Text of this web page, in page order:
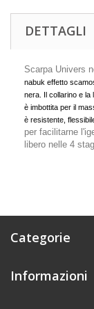
DETTAGLI
Scarpa Univers
nabuk effetto
nera. Il collarino e la
è imbottita per il
è resistente,
per facilitarne
libero nelle 4
Categorie
Informazioni